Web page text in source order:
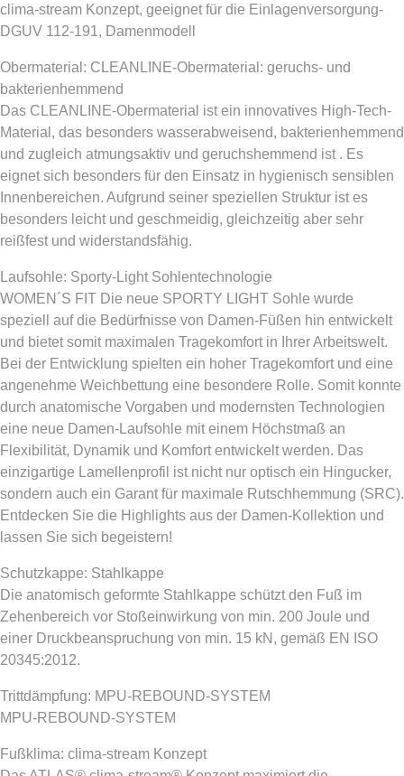
clima-stream Konzept, geeignet für die Einlagenversorgung-
DGUV 112-191, Damenmodell
Obermaterial: CLEANLINE-Obermaterial: geruchs- und
bakterienhemmend
Das CLEANLINE-Obermaterial ist ein innovatives High-Tech-
Material, das besonders wasserabweisend, bakterienhemmend
und zugleich atmungsaktiv und geruchshemmend ist . Es
eignet sich besonders für den Einsatz in hygienisch sensiblen
Innenbereichen. Aufgrund seiner speziellen Struktur ist es
besonders leicht und geschmeidig, gleichzeitig aber sehr
reißfest und widerstandsfähig.
Laufsohle: Sporty-Light Sohlentechnologie
WOMEN´S FIT Die neue SPORTY LIGHT Sohle wurde
speziell auf die Bedürfnisse von Damen-Füßen hin entwickelt
und bietet somit maximalen Tragekomfort in Ihrer Arbeitswelt.
Bei der Entwicklung spielten ein hoher Tragekomfort und eine
angenehme Weichbettung eine besondere Rolle. Somit konnte
durch anatomische Vorgaben und modernsten Technologien
eine neue Damen-Laufsohle mit einem Höchstmaß an
Flexibilität, Dynamik und Komfort entwickelt werden. Das
einzigartige Lamellenprofil ist nicht nur optisch ein Hingucker,
sondern auch ein Garant für maximale Rutschhemmung (SRC).
Entdecken Sie die Highlights aus der Damen-Kollektion und
lassen Sie sich begeistern!
Schutzkappe: Stahlkappe
Die anatomisch geformte Stahlkappe schützt den Fuß im
Zehenbereich vor Stoßeinwirkung von min. 200 Joule und
einer Druckbeanspruchung von min. 15 kN, gemäß EN ISO
20345:2012.
Trittdämpfung: MPU-REBOUND-SYSTEM
MPU-REBOUND-SYSTEM
Fußklima: clima-stream Konzept